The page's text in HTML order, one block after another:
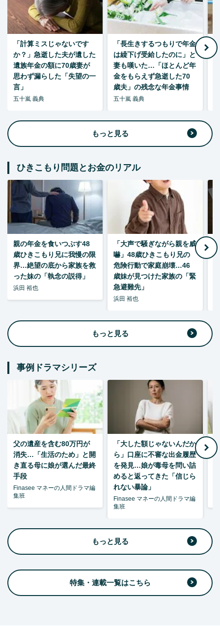
「計算ミスじゃないです
か？」急逝した夫が遺した
遺族年金の額に70歳妻が
思わず漏らした「失望の一
言」
五十嵐 義典
「長生きするつもりで年金
は繰下げ受給したのに」と
妻も嘆いた…「ほとんど年
金をもらえず急逝した70
歳夫」の残念な年金事情
五十嵐 義典
もっと見る
ひきこもり問題とお金のリアル
親の年金を食いつぶす48
歳ひきこもり兄に我慢の限
界…絶望の底から家族を救
った妹の「執念の説得」
浜田 裕也
「大声で騒ぎながら親を威
嚇」48歳ひきこもり兄の
危険行動で家庭崩壊…46
歳妹が見つけた家族の「緊
急避難先」
浜田 裕也
もっと見る
事例ドラマシリーズ
父の遺産を含む80万円が
消失…「生活のため」と開
き直る母に娘が選んだ最終
手段
Finasee マネーの人間ドラマ編
集班
「大した額じゃないんだか
ら」口座に不審な出金履歴
を発見…娘が毒母を問い詰
めると返ってきた「信じら
れない暴論」
Finasee マネーの人間ドラマ編
集班
もっと見る
特集・連載一覧はこちら